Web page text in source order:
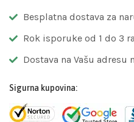
Besplatna dostava za
Rok isporuke od 1 do 3
Dostava na Vašu
Sigurna kupovina: